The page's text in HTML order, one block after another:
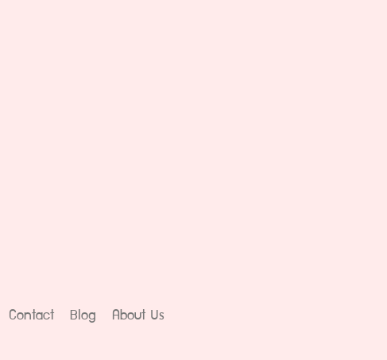
Contact Blog About Us